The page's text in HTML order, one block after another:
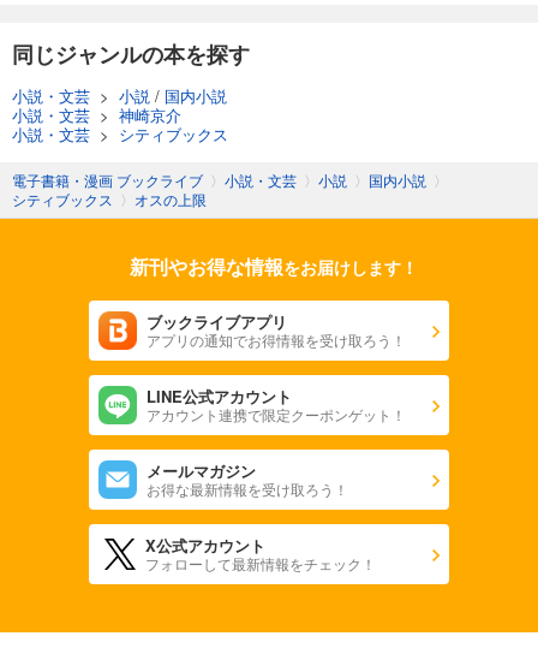
同じジャンルの本を探す
小説・文芸 > 小説 / 国内小説
小説・文芸 > 神崎京介
小説・文芸 > シティブックス
電子書籍・漫画 ブックライブ 〉 小説・文芸 〉 小説 〉 国内小説 〉
シティブックス 〉 オスの上限
新刊やお得な情報をお届けします！
ブックライブアプリ
アプリの通知でお得情報を受け取ろう！
LINE公式アカウント
アカウント連携で限定クーポンゲット！
メールマガジン
お得な最新情報を受け取ろう！
X公式アカウント
フォローして最新情報をチェック！